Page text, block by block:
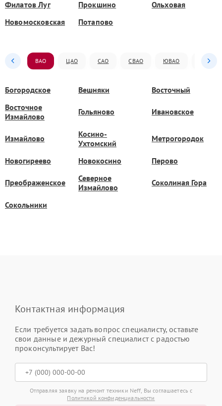
Филатов Луг Прокшино
Ольховая
Новомосковская
Потапово
ВАО ЦАО САО СВАО ЮВАО ЮАО
Богородское Вешняки
Восточный
Восточное
Измайлово
Гольяново Ивановское
Измайлово
Косино-
Ухтомский
Метрогородок
Новогиреево Новокосино Перово
Преображенское
Северное
Измайлово
Соколиная Гора
Сокольники
Контактная информация
Если требуется задать вопрос специалисту, оставьте
свои данные и дежурный специалист с радостью
проконсультирует Вас!
Отправляя заявку на ремонт техники Neff, Вы соглашаетесь с
Политикой конфиденциальности